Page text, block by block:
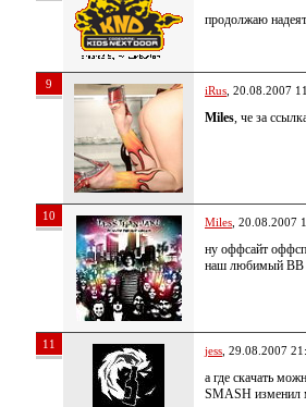
продолжаю
9 iRus , 20.08.2007
Miles, че за
10 Miles , 20.08.2007
ну оффсайт
наш любимый ВВ
11 jess , 29.08.2007
а где скачать
SMASH изменил